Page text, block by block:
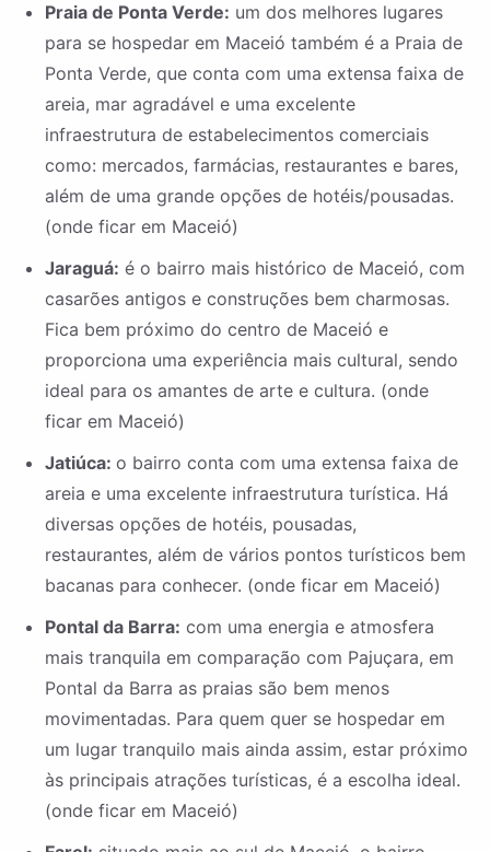
Praia de Ponta Verde: um dos melhores lugares
para se hospedar em Maceió também é a Praia de
Ponta Verde, que conta com uma extensa faixa de
areia, mar agradável e uma excelente
infraestrutura de estabelecimentos comerciais
como: mercados, farmácias, restaurantes e bares,
além de uma grande opções de hotéis/pousadas.
(onde ficar em Maceió)
Jaraguá: é o bairro mais histórico de Maceió, com
casarões antigos e construções bem charmosas.
Fica bem próximo do centro de Maceió e
proporciona uma experiência mais cultural, sendo
ideal para os amantes de arte e cultura. (onde
ficar em Maceió)
Jatiúca: o bairro conta com uma extensa faixa de
areia e uma excelente infraestrutura turística. Há
diversas opções de hotéis, pousadas,
restaurantes, além de vários pontos turísticos bem
bacanas para conhecer. (onde ficar em Maceió)
Pontal da Barra: com uma energia e atmosfera
mais tranquila em comparação com Pajuçara, em
Pontal da Barra as praias são bem menos
movimentadas. Para quem quer se hospedar em
um lugar tranquilo mais ainda assim, estar próximo
às principais atrações turísticas, é a escolha ideal.
(onde ficar em Maceió)